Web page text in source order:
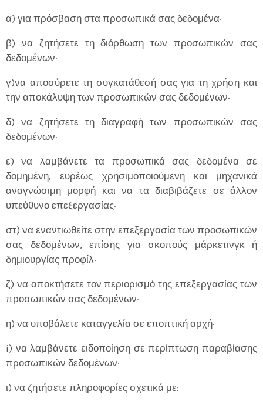
α) για πρόσβαση στα προσωπικά σας δεδομένα·
β) να ζητήσετε τη διόρθωση των προσωπικών σας
δεδομένων·
γ)να αποσύρετε τη συγκατάθεσή σας για τη χρήση και
την αποκάλυψη των προσωπικών σας δεδομένων·
δ) να ζητήσετε τη διαγραφή των προσωπικών σας
δεδομένων·
ε) να λαμβάνετε τα προσωπικά σας δεδομένα σε
δομημένη, ευρέως χρησιμοποιούμενη και μηχανικά
αναγνώσιμη μορφή και να τα διαβιβάζετε σε άλλον
υπεύθυνο επεξεργασίας·
στ) να εναντιωθείτε στην επεξεργασία των προσωπικών
σας δεδομένων, επίσης για σκοπούς μάρκετινγκ ή
δημιουργίας προφίλ·
ζ) να αποκτήσετε τον περιορισμό της επεξεργασίας των
προσωπικών σας δεδομένων·
η) να υποβάλετε καταγγελία σε εποπτική αρχή·
i) να λαμβάνετε ειδοποίηση σε περίπτωση παραβίασης
προσωπικών δεδομένων·
ι) να ζητήσετε πληροφορίες σχετικά με: